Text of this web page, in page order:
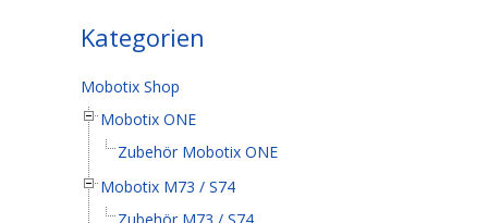
Kategorien
Mobotix Shop
Mobotix ONE
Zubehör Mobotix ONE
Mobotix M73 / S74